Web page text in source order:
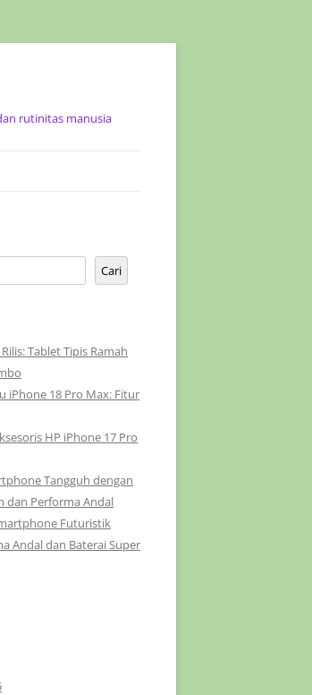
rutinitas manusia
Cari
Tablet Tipis Ramah
iPhone 18 Pro Max: Fitur
HP iPhone 17 Pro
Tangguh dengan
dan Performa Andal
Futuristik
Andal dan Baterai Super